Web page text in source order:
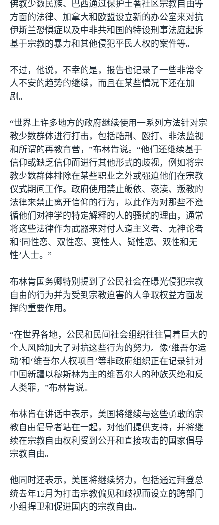
佛教少数民族、巴西通过保护土著社区宗教自由等
方面的法律、加拿大和欧盟设立新的办公室来对抗
伊斯兰恐惧症以及中非共和国的特设刑事法庭起诉
基于宗教的暴力和其他侵犯平民人权的案件等。
不过，他说，不幸的是，报告也记录了一些非常令
人不安的趋势的继续，而且在某些情况下还在加
剧。
“世界上许多地方的政府继续使用一系列方法针对宗
教少数群体进行打击，包括酷刑、殴打、非法监视
和所谓的再教育营，”布林肯说。“他们还继续基于
信仰或缺乏信仰而进行其他形式的歧视，例如将宗
教少数群体排除在某些职业之外或强迫他们在宗教
仪式期间工作。政府使用禁止皈依、亵渎、叛教的
法律来禁止离开信仰的行为，以此作为对那些不遵
循他们对神学的特定解释的人的骚扰的理由，通常
将这些法律作为武器来对付人道主义者、无神论者
和‘同性恋、双性恋、变性人、疑性恋、双性和无
性’人士。”
布林肯国务卿特别提到了公民社会在曝光侵犯宗教
自由的行为并为受到宗教迫害的人争取权益方面发
挥的重要作用。
“在世界各地，公民和民间社会组织往往冒着巨大的
个人风险加大了对抗这些行为的努力。像‘维吾尔运
动’和‘维吾尔人权项目’等非政府组织正在记录针对
中国新疆以穆斯林为主的维吾尔人的种族灭绝和反
人类罪，”布林肯说。
布林肯在讲话中表示，美国将继续与这些勇敢的宗
教自由倡导者站在一起，对他们提供支持，并将继
续在宗教自由权利受到公开和直接攻击的国家倡导
宗教自由。
他同时还表示，美国将继续努力，包括通过拜登总
统去年12月为打击宗教偏见和歧视而设立的跨部门
小组捍卫和促进国内的宗教自由。